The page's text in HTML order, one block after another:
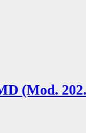
(Mod.